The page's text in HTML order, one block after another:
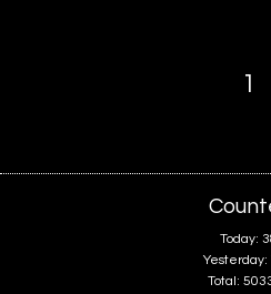
1
Today:
Yesterday:
Total: